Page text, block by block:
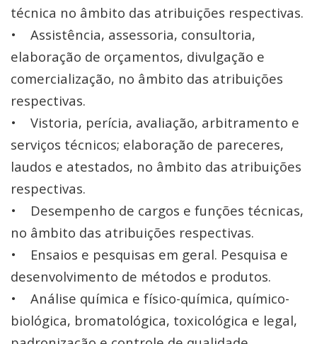
técnica no âmbito das atribuições respectivas.
• Assistência, assessoria, consultoria,
elaboração de orçamentos, divulgação e
comercialização, no âmbito das atribuições
respectivas.
• Vistoria, perícia, avaliação, arbitramento e
serviços técnicos; elaboração de pareceres,
laudos e atestados, no âmbito das atribuições
respectivas.
• Desempenho de cargos e funções técnicas,
no âmbito das atribuições respectivas.
• Ensaios e pesquisas em geral. Pesquisa e
desenvolvimento de métodos e produtos.
• Análise química e físico-química, químico-
biológica, bromatológica, toxicológica e legal,